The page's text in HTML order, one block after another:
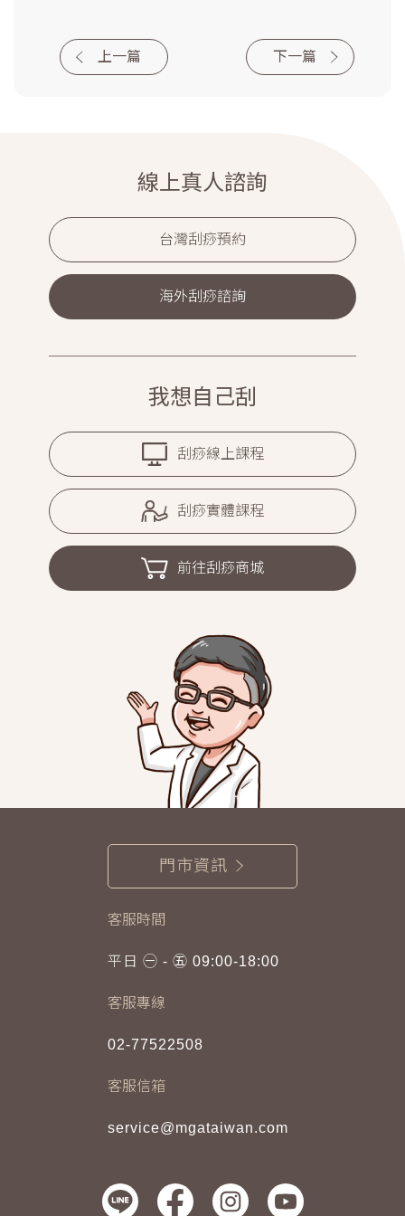
上一篇 下一篇
線上真人諮詢
台灣刮痧預約
海外刮痧諮詢
我想自己刮
刮痧線上課程
刮痧實體課程
前往刮痧商城
門市資訊
客服時間
平日 ㊀ - ㊄ 09:00-18:00
客服專線
02-77522508
客服信箱
service@mgataiwan.com